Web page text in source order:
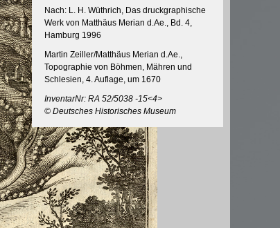
Wappentafel mit den Wappen Kaiser
Karls V.
Nach: L. H. Wüthrich, Das druckgraphische
Werk von Matthäus Merian d.Ae., Bd. 4,
Hamburg 1996
Martin Zeiller/Matthäus Merian d.Ae.,
Topographie von Böhmen, Mähren und
Schlesien, 4. Auflage, um 1670
InventarNr: RA 52/5038 -15<4>
© Deutsches Historisches Museum